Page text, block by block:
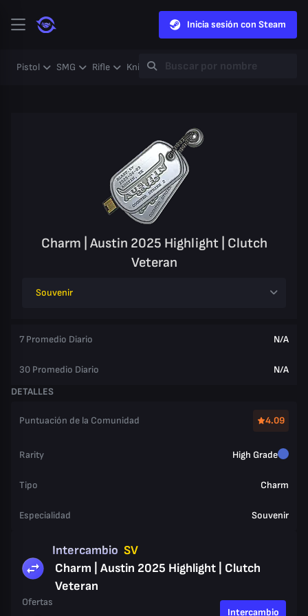
Inicia sesión con Steam
Pistol SMG Rifle Knife Gloves Heavy Case
Charm | Austin 2025 Highlight | Clutch
Veteran
Souvenir
7 Promedio Diario N/A
30 Promedio Diario
N/A
DETALLES
Puntuación de la Comunidad 4.09
Rarity High Grade
Tipo Charm
Especialidad Souvenir
Intercambio SV
Charm | Austin 2025 Highlight | Clutch
Veteran
Ofertas
Intercambio